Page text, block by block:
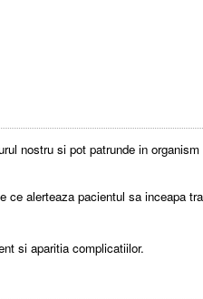
nostru si pot patrunde in
alerteaza pacientul sa inceapa
si aparitia complicatiilor.